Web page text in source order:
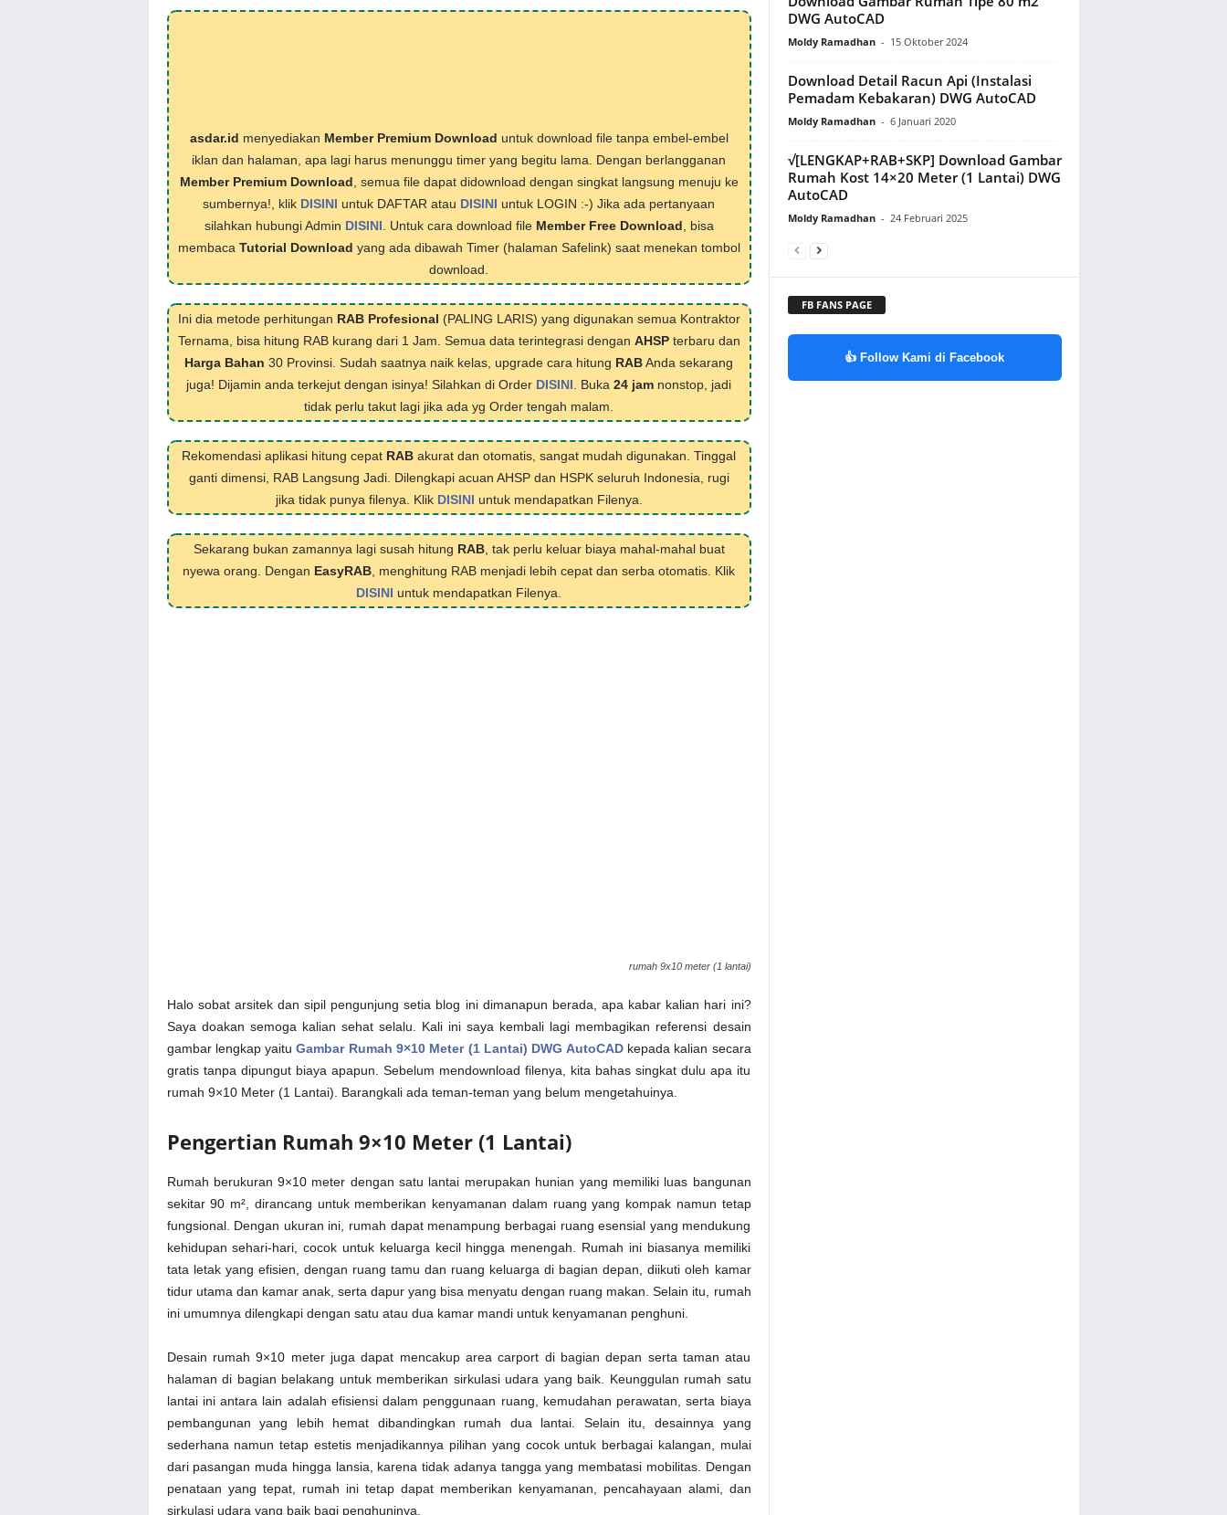
asdar.id menyediakan Member Premium Download untuk download file tanpa embel-embel
iklan dan halaman, apa lagi harus menunggu timer yang begitu lama. Dengan berlangganan
Member Premium Download , semua file dapat didownload dengan singkat langsung menuju ke
sumbernya!, klik DISINI untuk DAFTAR atau DISINI untuk LOGIN :-) Jika ada pertanyaan
silahkan hubungi Admin DISINI . Untuk cara download file Member Free Download , bisa
membaca Tutorial Download yang ada dibawah Timer (halaman Safelink) saat menekan tombol
download.
Ini dia metode perhitungan RAB Profesional (PALING LARIS) yang digunakan semua Kontraktor
Ternama, bisa hitung RAB kurang dari 1 Jam. Semua data terintegrasi dengan AHSPterbaru dan
Harga Bahan 30 Provinsi. Sudah saatnya naik kelas, upgrade cara hitung RABAnda sekarang
juga! Dijamin anda terkejut dengan isinya! Silahkan di Order DISINI . Buka 24 jam nonstop, jadi
tidak perlu takut lagi jika ada yg Order tengah malam.
Rekomendasi aplikasi hitung cepat RAB akurat dan otomatis, sangat mudah digunakan. Tinggal
ganti dimensi, RAB Langsung Jadi. Dilengkapi acuan AHSP dan HSPK seluruh Indonesia, rugi
jika tidak punya filenya. Klik DISINI untuk mendapatkan Filenya.
Sekarang bukan zamannya lagi susah hitung RAB, tak perlu keluar biaya mahal-mahal buat
nyewa orang. Dengan EasyRAB , menghitung RAB menjadi lebih cepat dan serba otomatis. Klik
DISINI untuk mendapatkan Filenya.
rumah 9x10 meter (1 lantai)
Halo sobat arsitek dan sipil pengunjung setia blog ini dimanapun berada, apa kabar kalian hari ini?
Saya doakan semoga kalian sehat selalu. Kali ini saya kembali lagi membagikan referensi desain
gambar lengkap yaituGambar Rumah 9×10 Meter (1 Lantai) DWG AutoCADkepada kalian secara
gratis tanpa dipungut biaya apapun. Sebelum mendownload filenya, kita bahas singkat dulu apa itu
rumah 9×10 Meter (1 Lantai). Barangkali ada teman-teman yang belum mengetahuinya.
Pengertian Rumah 9×10 Meter (1 Lantai)
Rumah berukuran 9×10 meter dengan satu lantai merupakan hunian yang memiliki luas bangunan
sekitar 90 m², dirancang untuk memberikan kenyamanan dalam ruang yang kompak namun tetap
fungsional. Dengan ukuran ini, rumah dapat menampung berbagai ruang esensial yang mendukung
kehidupan sehari-hari, cocok untuk keluarga kecil hingga menengah. Rumah ini biasanya memiliki
tata letak yang efisien, dengan ruang tamu dan ruang keluarga di bagian depan, diikuti oleh kamar
tidur utama dan kamar anak, serta dapur yang bisa menyatu dengan ruang makan. Selain itu, rumah
ini umumnya dilengkapi dengan satu atau dua kamar mandi untuk kenyamanan penghuni.
Desain rumah 9×10 meter juga dapat mencakup area carport di bagian depan serta taman atau
halaman di bagian belakang untuk memberikan sirkulasi udara yang baik. Keunggulan rumah satu
lantai ini antara lain adalah efisiensi dalam penggunaan ruang, kemudahan perawatan, serta biaya
pembangunan yang lebih hemat dibandingkan rumah dua lantai. Selain itu, desainnya yang
sederhana namun tetap estetis menjadikannya pilihan yang cocok untuk berbagai kalangan, mulai
dari pasangan muda hingga lansia, karena tidak adanya tangga yang membatasi mobilitas. Dengan
penataan yang tepat, rumah ini tetap dapat memberikan kenyamanan, pencahayaan alami, dan
sirkulasi udara yang baik bagi penghuninya.
DWG AutoCAD
Moldy Ramadhan - 15 Oktober 2024
Download Detail Racun Api (Instalasi
Pemadam Kebakaran) DWG AutoCAD
Moldy Ramadhan - 6 Januari 2020
√[LENGKAP+RAB+SKP] Download Gambar
Rumah Kost 14×20 Meter (1 Lantai) DWG
AutoCAD
Moldy Ramadhan - 24 Februari 2025
FB FANS PAGE
👍 Follow Kami di Facebook